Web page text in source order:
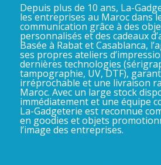
Depuis plus de 10 ans, La-
les entreprises au Maroc dans
communication grâce à des
personnalisés et des cadeaux
Basée à Rabat et Casablanca,
ses propres ateliers
dernières technologies
tampographie, UV, DTF),
irréprochable et une livraison
Maroc. Avec un large stock
immédiatement et une équipe
La-Gadgeterie est reconnue
en goodies et objets
l’image des entreprises.